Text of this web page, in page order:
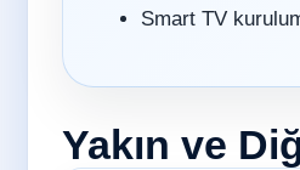
Smart TV
Yakın ve